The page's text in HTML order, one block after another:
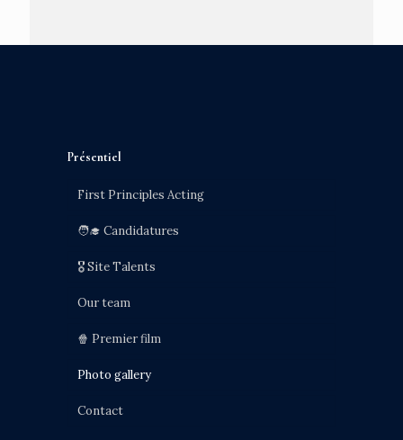
Présentiel
First Principles Acting
🧑‍🎓 Candidatures
🎖️ Site Talents
Our team
🍿 Premier film
Photo gallery
Contact